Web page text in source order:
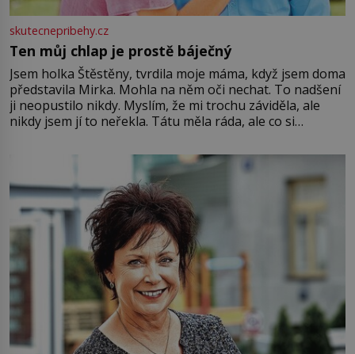
skutecnepribehy.cz
Ten můj chlap je prostě báječný
Jsem holka Štěstěny, tvrdila moje máma, když jsem doma
představila Mirka. Mohla na něm oči nechat. To nadšení
ji neopustilo nikdy. Myslím, že mi trochu záviděla, ale
nikdy jsem jí to neřekla. Tátu měla ráda, ale co si
Jsme spolu moc rádi Tehdy byla jiná doba, když